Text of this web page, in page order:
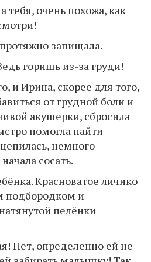
тебя, очень похожа, как
запищала.
горишь из-за груди!
и Ирина, скорее для того,
от грудной боли и
акушерки, сбросила
помогла найти
немного
сосать.
Красноватое личико
подбородком и
пелёнки
Нет, определенно ей не